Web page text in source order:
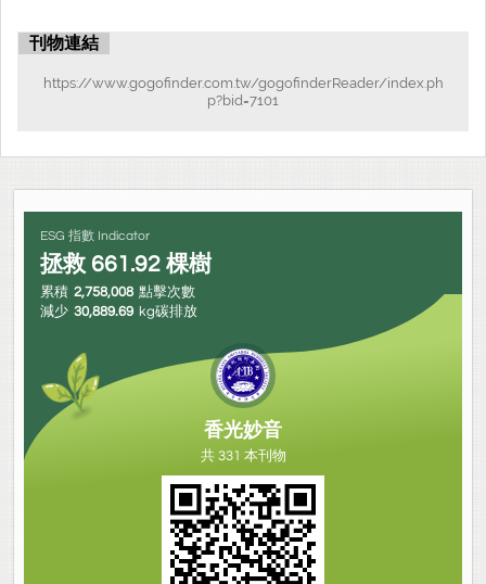
刊物連結
https://www.gogofinder.com.tw/gogofinderReader/index.ph
p?bid=7101
ESG 指數 Indicator
拯救 661.92 棵樹
累積 2,758,008 點擊次數
減少 30,889.69 kg碳排放
香光妙音
共 331 本刊物